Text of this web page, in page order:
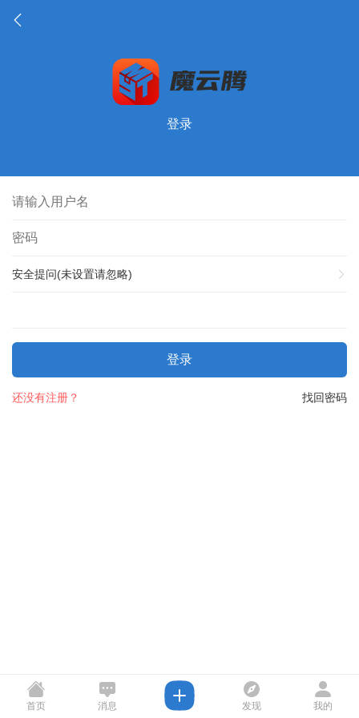
登录
安全提问(未设置请忽略)
登录
找回密码
还没有注册？
首页 消息 发现 我的